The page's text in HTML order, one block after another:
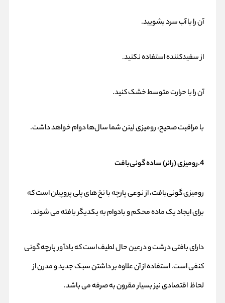
آن را با آب سرد بشویید.
از سفیدکننده استفاده نکنید.
آن را با حرارت متوسط خشک کنید.
با مراقبت صحیح، رومیزی لینن شما سال‌ها دوام خواهد داشت.
4.رومیزی (رانر) ساده گونی‌بافت
رومیزی گونی‌بافت، از نوعی پارچه با نخ های پلی پروپیلن است که
برای ایجاد یک ماده محکم و بادوام به یکدیگر بافته می شوند.
دارای بافتی درشت و درعین حال لطیف است که یادآور پارچه گونی
کنفی است. استفاده از آن علاوه بر داشتن سبک جدید و مدرن از
لحاظ اقتصادی نیز بسیار مقرون به صرفه می باشد.